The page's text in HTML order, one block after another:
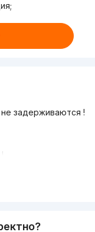
задерживаются !